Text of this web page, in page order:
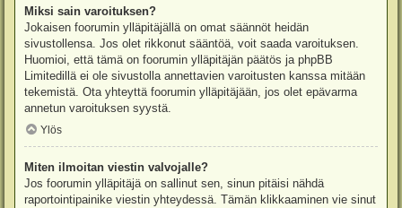
Miksi sain varoituksen?
Jokaisen foorumin ylläpitäjällä on omat säännöt heidän
sivustollensa. Jos olet rikkonut sääntöä, voit saada varoituksen.
Huomioi, että tämä on foorumin ylläpitäjän päätös ja phpBB
Limitedillä ei ole sivustolla annettavien varoitusten kanssa mitään
tekemistä. Ota yhteyttä foorumin ylläpitäjään, jos olet epävarma
annetun varoituksen syystä.
Ylös
Miten ilmoitan viestin valvojalle?
Jos foorumin ylläpitäjä on sallinut sen, sinun pitäisi nähdä
raportointipainike viestin yhteydessä. Tämän klikkaaminen vie sinut